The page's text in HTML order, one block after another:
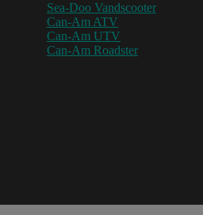
Sea-Doo Vandscooter
Can-Am ATV
Can-Am UTV
Can-Am Roadster